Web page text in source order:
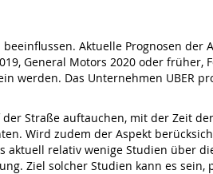
Aktuelle Prognosen
General Motors 2020 oder früher,
werden. Das Unternehmen UBER
Straße auftauchen, mit der Zeit
Wird zudem der Aspekt
relativ wenige Studien über
Ziel solcher Studien kann es sein,